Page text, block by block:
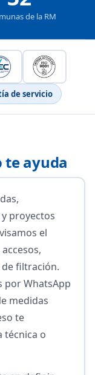
de la RM
de servicio
te ayuda
proyectos
el
filtración.
por WhatsApp
medidas
te
técnica o